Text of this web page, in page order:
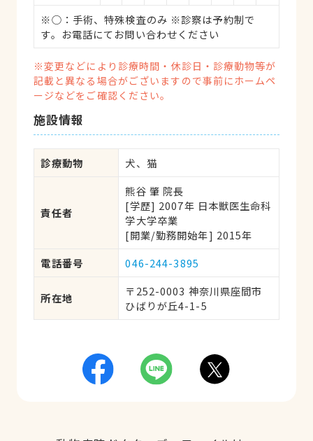
※○：手術、特殊検査のみ ※診察は予約制で
す。お電話にてお問い合わせください
※変更などにより診療時間・休診日・診療動物等が
記載と異なる場合がございますので事前にホームペ
ージなどをご確認ください。
施設情報
診療動物 犬、猫
責任者
熊谷 肇 院長
[学歴] 2007年 日本獣医生命科
学大学卒業
[開業/勤務開始年] 2015年
電話番号
046-244-3895
所在地
〒252-0003 神奈川県座間市
ひばりが丘4-1-5